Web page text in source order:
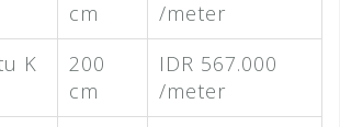
cm
/meter
K
200
cm
IDR 567.000
/meter